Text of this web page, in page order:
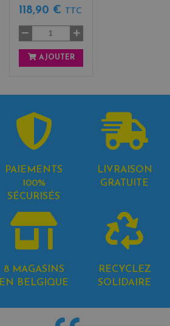
118,90 € TTC
AJOUTER
PAIEMENTS
100%
SÉCURISÉS
LIVRAISON
GRATUITE
8 MAGASINS
EN BELGIQUE
RECYCLEZ
SOLIDAIRE